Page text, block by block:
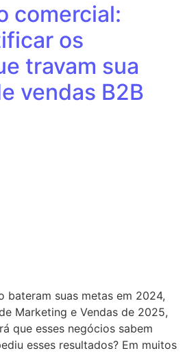
comercial:
os
travam sua
vendas B2B
bateram suas metas em 2024,
Marketing e Vendas de 2025,
que esses negócios sabem
esses resultados? Em muitos